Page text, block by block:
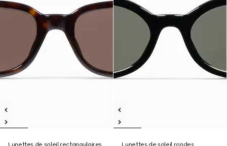
Lunettes de soleil rectangulaires
Lunettes de soleil rondes